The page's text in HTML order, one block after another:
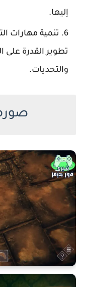
إليها.
تنمية مهارات
تطوير القدرة على
والتحديات.